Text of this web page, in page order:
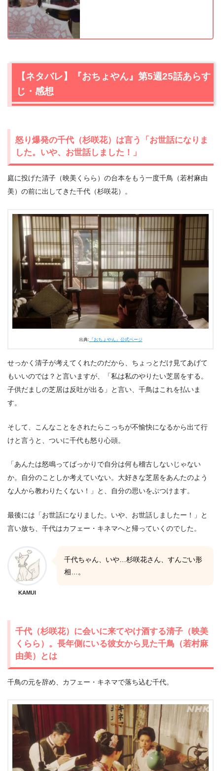
【ネタバレ】『おちょやん』第5週25話あらす
じ・感想
怒り爆発の千代（杉咲花）は言う「お世話になりま
した。いや、お世話しました！」
庭に投げた清子（映美くらら）の台本をもう一度千鳥（若村麻由
美）の前に出してきた千代（杉咲花）。
出典: 『おちょやん』公式ページ
せっかく清子が考えてくれたのだから、ちょっとだけ見てあげて
もいいのでは？と言いますが、「私は私のやりたい芝居をする。
子供だましの芝居は反吐が出る」と言い、千鳥はこれを払いま
す。
そして、こんなことをされたらこっちが不愉快になるから出て行
けと言うと、ついに千代も怒り心頭。
「あんたは怒鳴ってばっかりで自分は何も稽古しないじゃない
か。自分のことしか考えていない。大好きな芝居をあんたのよう
な人から教わりたくない！」と、自分の思いをぶつけます。
最後には「お世話になりました。いや、お世話しましたー！」と
言い放ち、千代はカフェー・キネマへと帰っていくのでした。
KAMUI
千代ちゃん、いや…杉咲花さん、すんごい形
相…。
千代（杉咲花）に会いに来てやけ酒する清子（映美
くらら）。長年側にいる彼女から見た千鳥（若村麻
由美）とは
千鳥の元を辞め、カフェー・キネマで落ち込む千代。